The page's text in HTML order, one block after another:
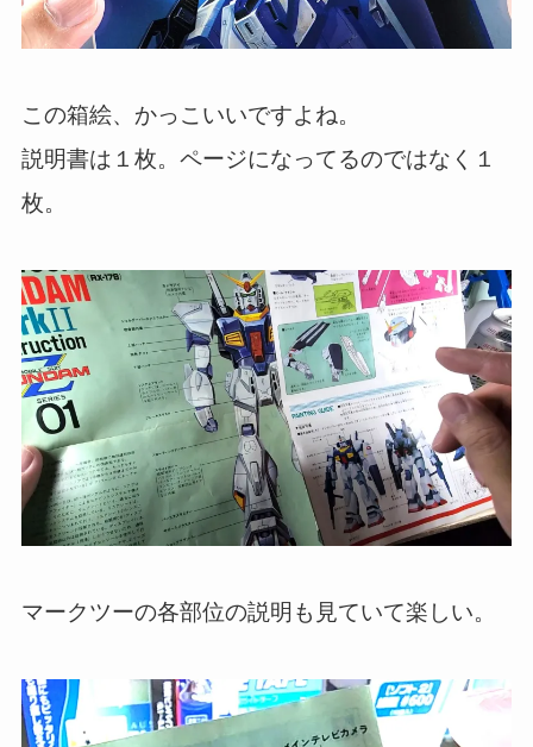
この箱絵、かっこいいですよね。
説明書は１枚。ページになってるのではなく１
枚。
マークツーの各部位の説明も見ていて楽しい。